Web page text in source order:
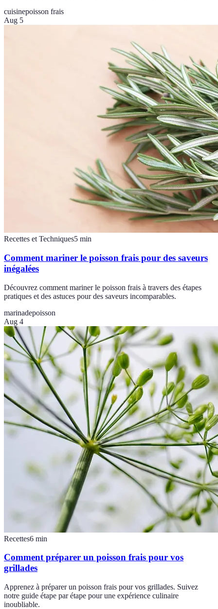
cuisinepoisson frais
Aug 5
Recettes et Techniques5 min
Comment mariner le poisson frais pour des saveurs
inégalées
Découvrez comment mariner le poisson frais à travers des étapes
pratiques et des astuces pour des saveurs incomparables.
marinadepoisson
Aug 4
Recettes6 min
Comment préparer un poisson frais pour vos
grillades
Apprenez à préparer un poisson frais pour vos grillades. Suivez
notre guide étape par étape pour une expérience culinaire
inoubliable.